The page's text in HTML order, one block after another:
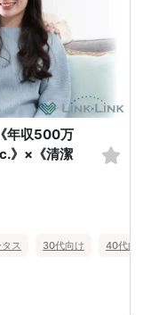
年収500万
》×《清潔
ス 30代向け 40代向